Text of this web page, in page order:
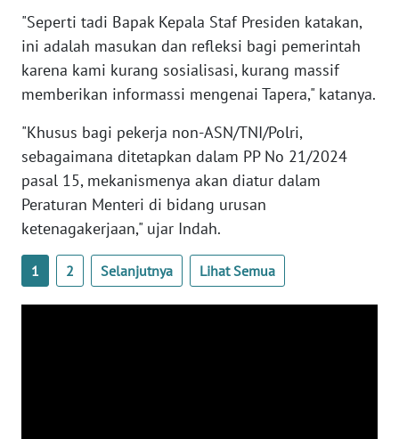
"Seperti tadi Bapak Kepala Staf Presiden katakan,
ini adalah masukan dan refleksi bagi pemerintah
karena kami kurang sosialisasi, kurang massif
memberikan informassi mengenai Tapera," katanya.
"Khusus bagi pekerja non-ASN/TNI/Polri,
sebagaimana ditetapkan dalam PP No 21/2024
pasal 15, mekanismenya akan diatur dalam
Peraturan Menteri di bidang urusan
ketenagakerjaan," ujar Indah.
1 2 Selanjutnya Lihat Semua
PAPUA
BARAT
WN
WN
SERAMBI
WN